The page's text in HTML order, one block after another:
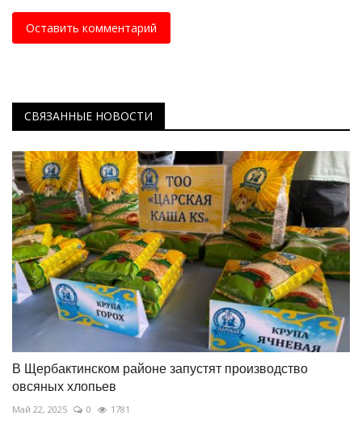
Оставить комментарий
СВЯЗАННЫЕ НОВОСТИ
В Щербактинском районе запустят производство
овсяных хлопьев
Май 22, 2025 0 1781